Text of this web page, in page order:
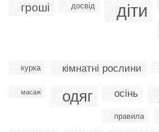
гроші досвід діти
курка кімнатні рослини
масаж одяг осінь
правила